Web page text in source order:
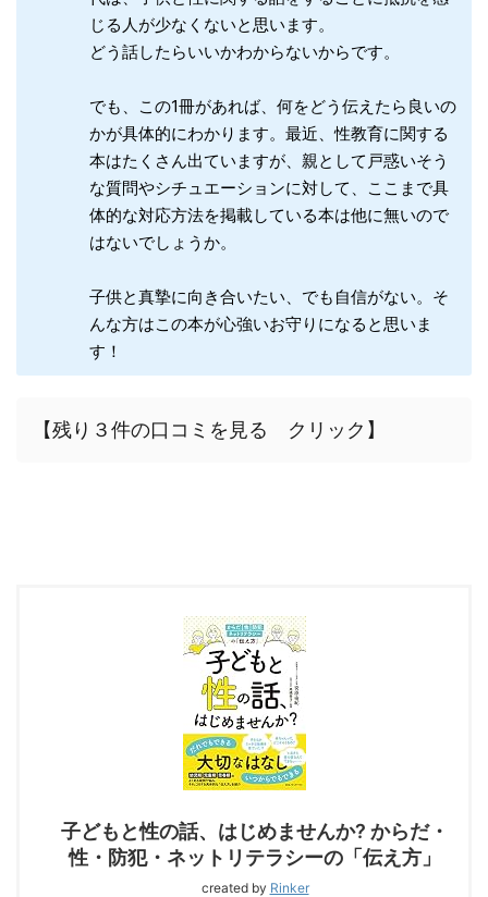
じる人が少なくないと思います。
どう話したらいいかわからないからです。
でも、この1冊があれば、何をどう伝えたら良いの
かが具体的にわかります。最近、性教育に関する
本はたくさん出ていますが、親として戸惑いそう
な質問やシチュエーションに対して、ここまで具
体的な対応方法を掲載している本は他に無いので
はないでしょうか。
子供と真摯に向き合いたい、でも自信がない。そ
んな方はこの本が心強いお守りになると思いま
す！
【残り３件の口コミを見る クリック】
子どもと性の話、はじめませんか? からだ・
性・防犯・ネットリテラシーの「伝え方」
created by Rinker